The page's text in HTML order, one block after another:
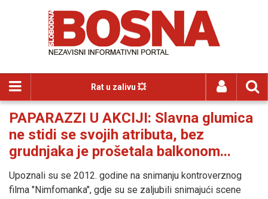
Rat u zalivu 💥
PAPARAZZI U AKCIJI: Slavna glumica
ne stidi se svojih atributa, bez
grudnjaka je prošetala balkonom...
Upoznali su se 2012. godine na snimanju kontroverznog
filma "Nimfomanka", gdje su se zaljubili snimajući scene